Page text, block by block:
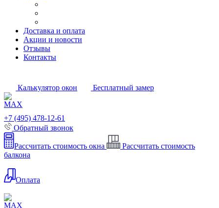
Доставка и оплата
Акции и новости
Отзывы
Контакты
Калькулятор окон Бесплатный замер
+7 (495) 478-12-61
Обратный звонок
Рассчитать стоимость окна
Рассчитать стоимость
балкона
Оплата